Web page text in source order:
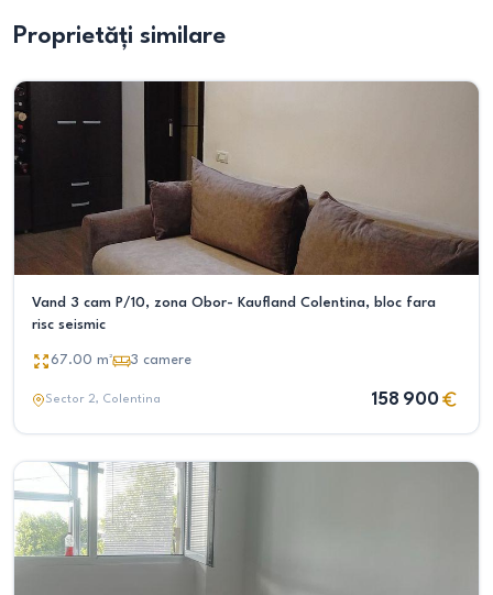
Proprietăți similare
Vand 3 cam P/10, zona Obor- Kaufland Colentina, bloc fara
risc seismic
67.00 m² 3 camere
Sector 2, Colentina 158 900